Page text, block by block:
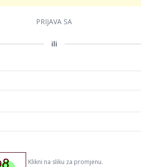
PRIJAVA SA
ili
Klikni na sliku za promjenu.